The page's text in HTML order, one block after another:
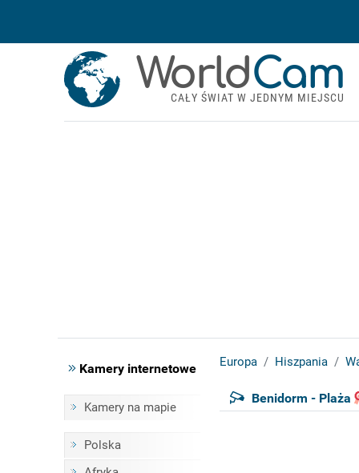
WorldCam
CAŁY ŚWIAT W JEDNYM MIEJSCU
Kamery internetowe
Kamery na mapie
Polska
Europa Hiszpania
Benidorm - Plaża